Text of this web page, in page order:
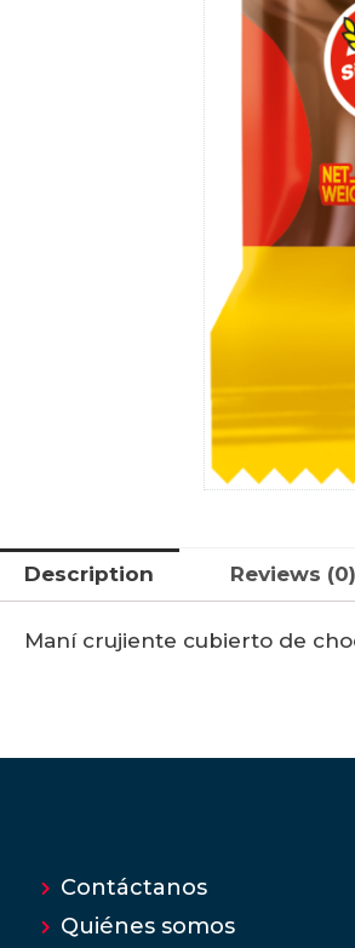
Description Reviews (0)
Maní crujiente cubierto de
Contáctanos
Quiénes somos